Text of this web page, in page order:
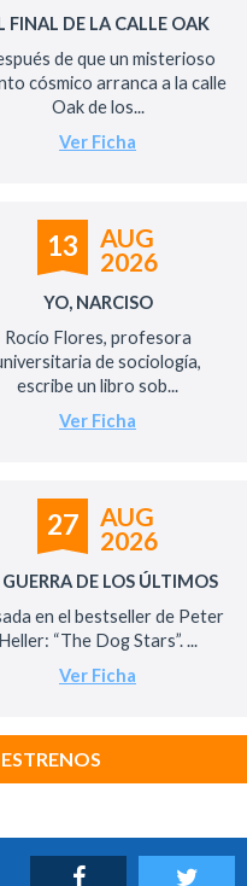
FINAL DE LA CALLE OAK
de que un misterioso
cósmico arranca a la calle
Oak de los...
Ver Ficha
13
AUG
2026
YO, NARCISO
Rocío Flores, profesora
de sociología,
escribe un libro sob...
Ver Ficha
27
AUG
2026
GUERRA DE LOS ÚLTIMOS
en el bestseller de Peter
Heller: “The Dog Stars”. ...
Ver Ficha